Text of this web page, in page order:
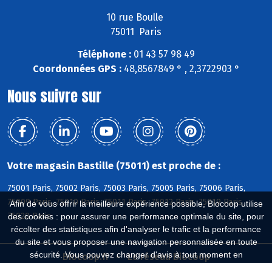
Afin de vous offrir la meilleure expérience possible, Biocoop utilise
des cookies : pour assurer une performance optimale du site, pour
récolter des statistiques afin d'analyser le trafic et la performance
du site et vous proposer une navigation personnalisée en toute
sécurité. Vous pouvez changer d'avis à tout moment en
10 rue Boulle
75011 Paris
Téléphone : 01 43 57 98 49
Coordonnées GPS :48,8567849 ° , 2,3722903 °
Nous suivre sur
Votre magasin Bastille (75011) est proche de :
75001 Paris, 75002 Paris, 75003 Paris, 75005 Paris, 75006 Paris,
75009 Paris, 75010 Paris, 75011 Paris, 75012 Paris, 75019 Paris,
75020 Paris
Biocoop.fr Le réseau Biocoop